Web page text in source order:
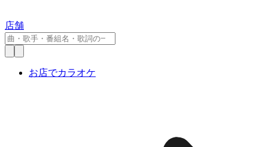
店舗
お店でカラオケ